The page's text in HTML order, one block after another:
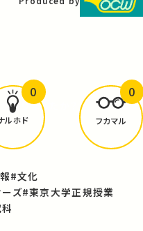
ありましたか？
ルホド
0
フカマル
0
#文化
ーズ#東京大学正規授業